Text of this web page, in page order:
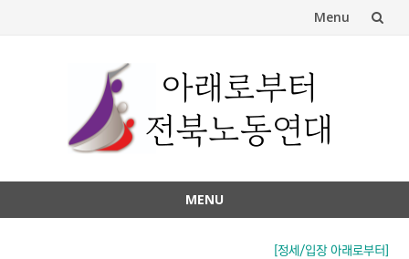
Menu
MENU
[정세/입장 아래로부터]